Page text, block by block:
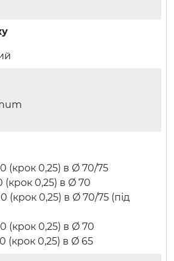
(крок 0,25) в Ø 70/75
(крок 0,25) в Ø 70
(крок 0,25) в Ø 70/75 (під
(крок 0,25) в Ø 70
(крок 0,25) в Ø 65